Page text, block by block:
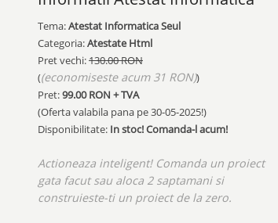
Tema:Atestat Informatica Seul
Categoria:Atestate Html
Pret vechi:130.00 RON
((economiseste acum 31 RON))
Pret:99.00RON + TVA
(Oferta valabila pana pe30-05-2025!)
Disponibilitate: In stoc! Comanda-l acum!
Actioneaza inteligent! Comanda un proiect
gata facut sau aloca 2 saptamani si
construieste-ti un proiect de la zero.